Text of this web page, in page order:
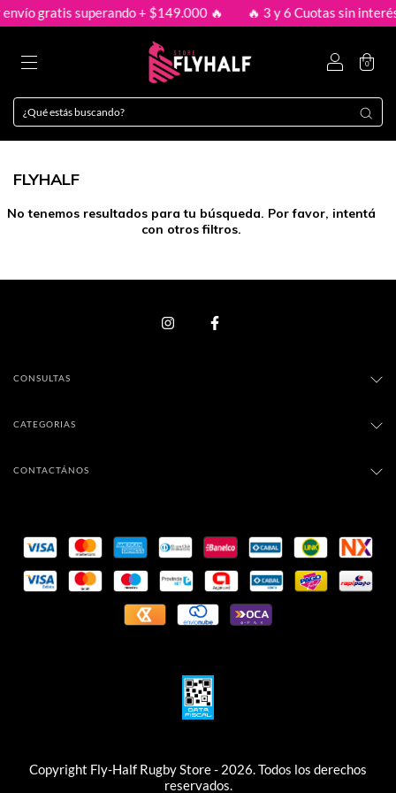
gratis superando + $149.000 🔥 🔥 3 y 6 Cuotas sin
0
FLYHALF
No tenemos resultados para tu búsqueda. Por favor, intentá
con otros filtros.
CONSULTAS
CATEGORIAS
CONTACTÁNOS
Copyright Fly-Half Rugby Store - 2026. Todos los derechos
reservados.